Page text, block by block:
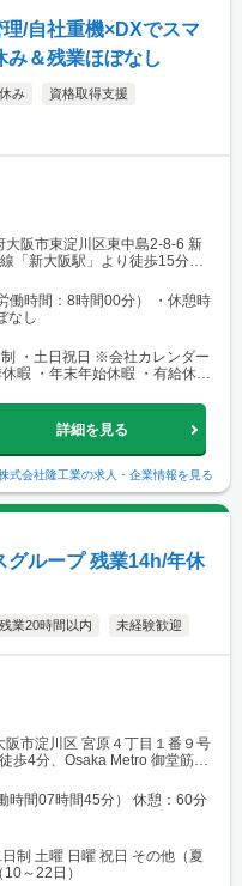
/自社重機×DXでスマ
み＆残業ほぼなし
み 資格取得支援
阪市東淀川区東中島2-8-6 新
「新大阪駅」より徒歩15分、
働時間：8時間00分） ・休憩時
なし
・土日祝日 ※会社カレンダー
・年末年始休暇 ・有給休暇
詳細を見る
式会社隆工業の求人・企業情報を見る
グループ 残業14h/年休
残業20時間以内 未経験歓迎
市淀川区 宮原４丁目１番９号
歩4分、Osaka Metro 御堂筋線
時間07時間45分） 休憩：60分
制 土曜 日曜 祝日 その他（夏
～22日）